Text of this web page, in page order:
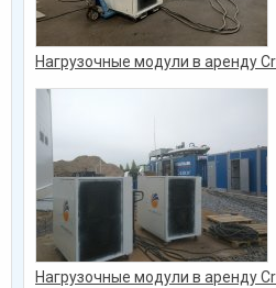
Нагрузочные модули в аренду
Нагрузочные модули в аренду